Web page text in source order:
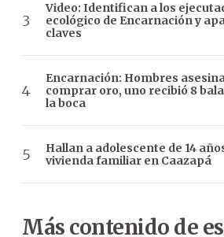
Video: Identifican a los
ecológico de Encarnación y
claves
Encarnación: Hombres
comprar oro, uno recibió 8
la boca
Hallan a adolescente de 14
vivienda familiar en Caazapá
Más contenido de